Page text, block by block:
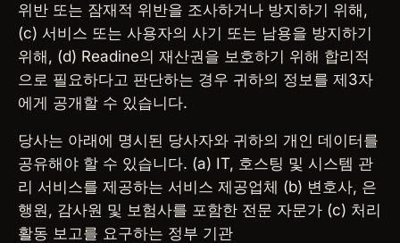
위반 또는 잠재적 위반을 조사하거나 방지하기 위해,
(c) 서비스 또는 사용자의 사기 또는 남용을 방지하기
위해, (d) Readine의 재산권을 보호하기 위해 합리적
으로 필요하다고 판단하는 경우 귀하의 정보를 제3자
에게 공개할 수 있습니다.
당사는 아래에 명시된 당사자와 귀하의 개인 데이터를
공유해야 할 수 있습니다. (a) IT, 호스팅 및 시스템 관
리 서비스를 제공하는 서비스 제공업체 (b) 변호사, 은
행원, 감사원 및 보험사를 포함한 전문 자문가 (c) 처리
활동 보고를 요구하는 정부 기관